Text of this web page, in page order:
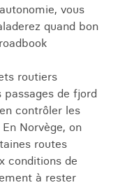
vous
quand bon
routiers
de fjord
contrôler les
Norvège, on
routes
conditions de
à rester